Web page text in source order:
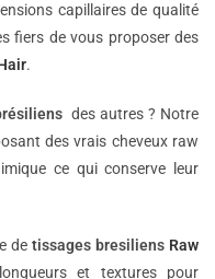
capillaires de qualité
fiers de vous proposer des
.
des autres ? Notre
des vrais cheveux raw
ce qui conserve leur
detissages bresiliens Raw
et textures pour